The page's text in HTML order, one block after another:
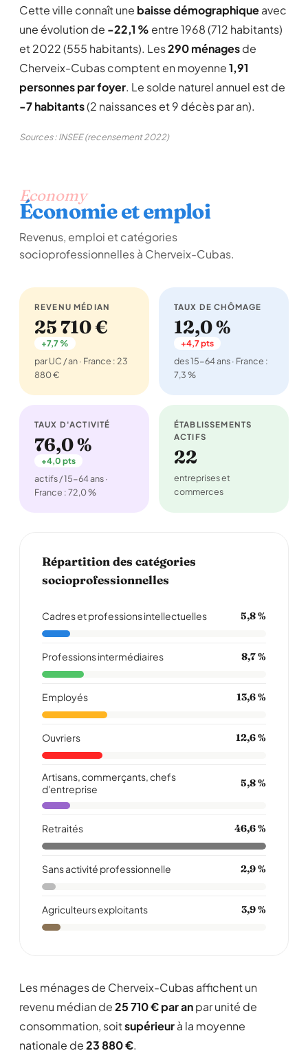
Cette ville connaît une baisse démographiqueavec
une évolution de -22,1 % entre 1968 (712 habitants)
et 2022 (555 habitants). Les290 ménagesde
Cherveix-Cubas comptent en moyenne1,91
personnes par foyer. Le solde naturel annuel est de
-7 habitants(2 naissances et 9 décès par an).
Sources : INSEE (recensement 2022)
Economy
Économie et emploi
Revenus, emploi et catégories
socioprofessionnelles à Cherveix-Cubas.
REVENU MÉDIAN
25 710 €
+7,7 %
par UC / an · France : 23
880 €
TAUX DE CHÔMAGE
12,0 %
+4,7 pts
des 15-64 ans · France :
7,3 %
TAUX D'ACTIVITÉ
76,0 %
+4,0 pts
actifs / 15-64 ans ·
France : 72,0 %
ÉTABLISSEMENTS
ACTIFS
22
entreprises et
commerces
Répartition des catégories
socioprofessionnelles
Cadres et professions intellectuelles 5,8 %
Professions intermédiaires 8,7 %
Employés 13,6 %
Ouvriers 12,6 %
Artisans, commerçants, chefs
d'entreprise
5,8 %
Retraités 46,6 %
Sans activité professionnelle 2,9 %
Agriculteurs exploitants 3,9 %
Les ménages de Cherveix-Cubas affichent un
revenu médian de25 710 € par anpar unité de
consommation, soitsupérieurà la moyenne
nationale de23 880 €.